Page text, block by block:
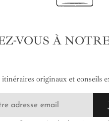
VOUS À
itinéraires originaux et conseils